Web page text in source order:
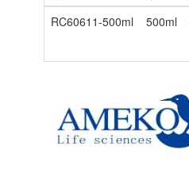
RC60611-500ml
500ml